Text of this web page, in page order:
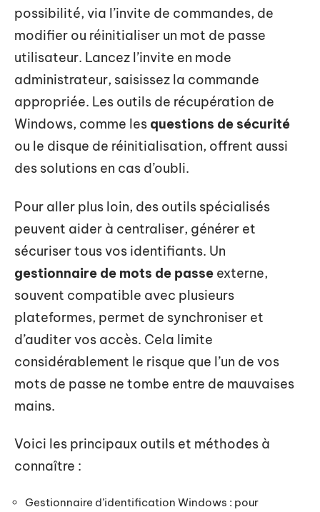
possibilité, via l’invite de commandes, de
modifier ou réinitialiser un mot de passe
utilisateur. Lancez l’invite en mode
administrateur, saisissez la commande
appropriée. Les outils de récupération de
Windows, comme les questions de sécurité
ou le disque de réinitialisation, offrent aussi
des solutions en cas d’oubli.
Pour aller plus loin, des outils spécialisés
peuvent aider à centraliser, générer et
sécuriser tous vos identifiants. Un
gestionnaire de mots de passe externe,
souvent compatible avec plusieurs
plateformes, permet de synchroniser et
d’auditer vos accès. Cela limite
considérablement le risque que l’un de vos
mots de passe ne tombe entre de mauvaises
mains.
Voici les principaux outils et méthodes à
connaître :
Gestionnaire d’identification Windows : pour